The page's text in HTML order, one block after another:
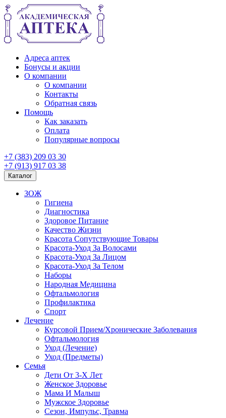
Адреса аптек
Бонусы и акции
О компании
О компании
Контакты
Обратная связь
Помощь
Как заказать
Оплата
Популярные вопросы
+7 (383) 209 03 30
+7 (913) 917 03 38
Каталог
ЗОЖ
Гигиена
Диагностика
Здоровое Питание
Качество Жизни
Красота Сопутствующие Товары
Красота-Уход За Волосами
Красота-Уход За Лицом
Красота-Уход За Телом
Наборы
Народная Медицина
Офтальмология
Профилактика
Спорт
Лечение
Курсовой Прием/Хронические Заболевания
Офтальмология
Уход (Лечение)
Уход (Предметы)
Семья
Дети От 3-Х Лет
Женское Здоровье
Мама И Малыш
Мужское Здоровье
Сезон, Импульс, Травма